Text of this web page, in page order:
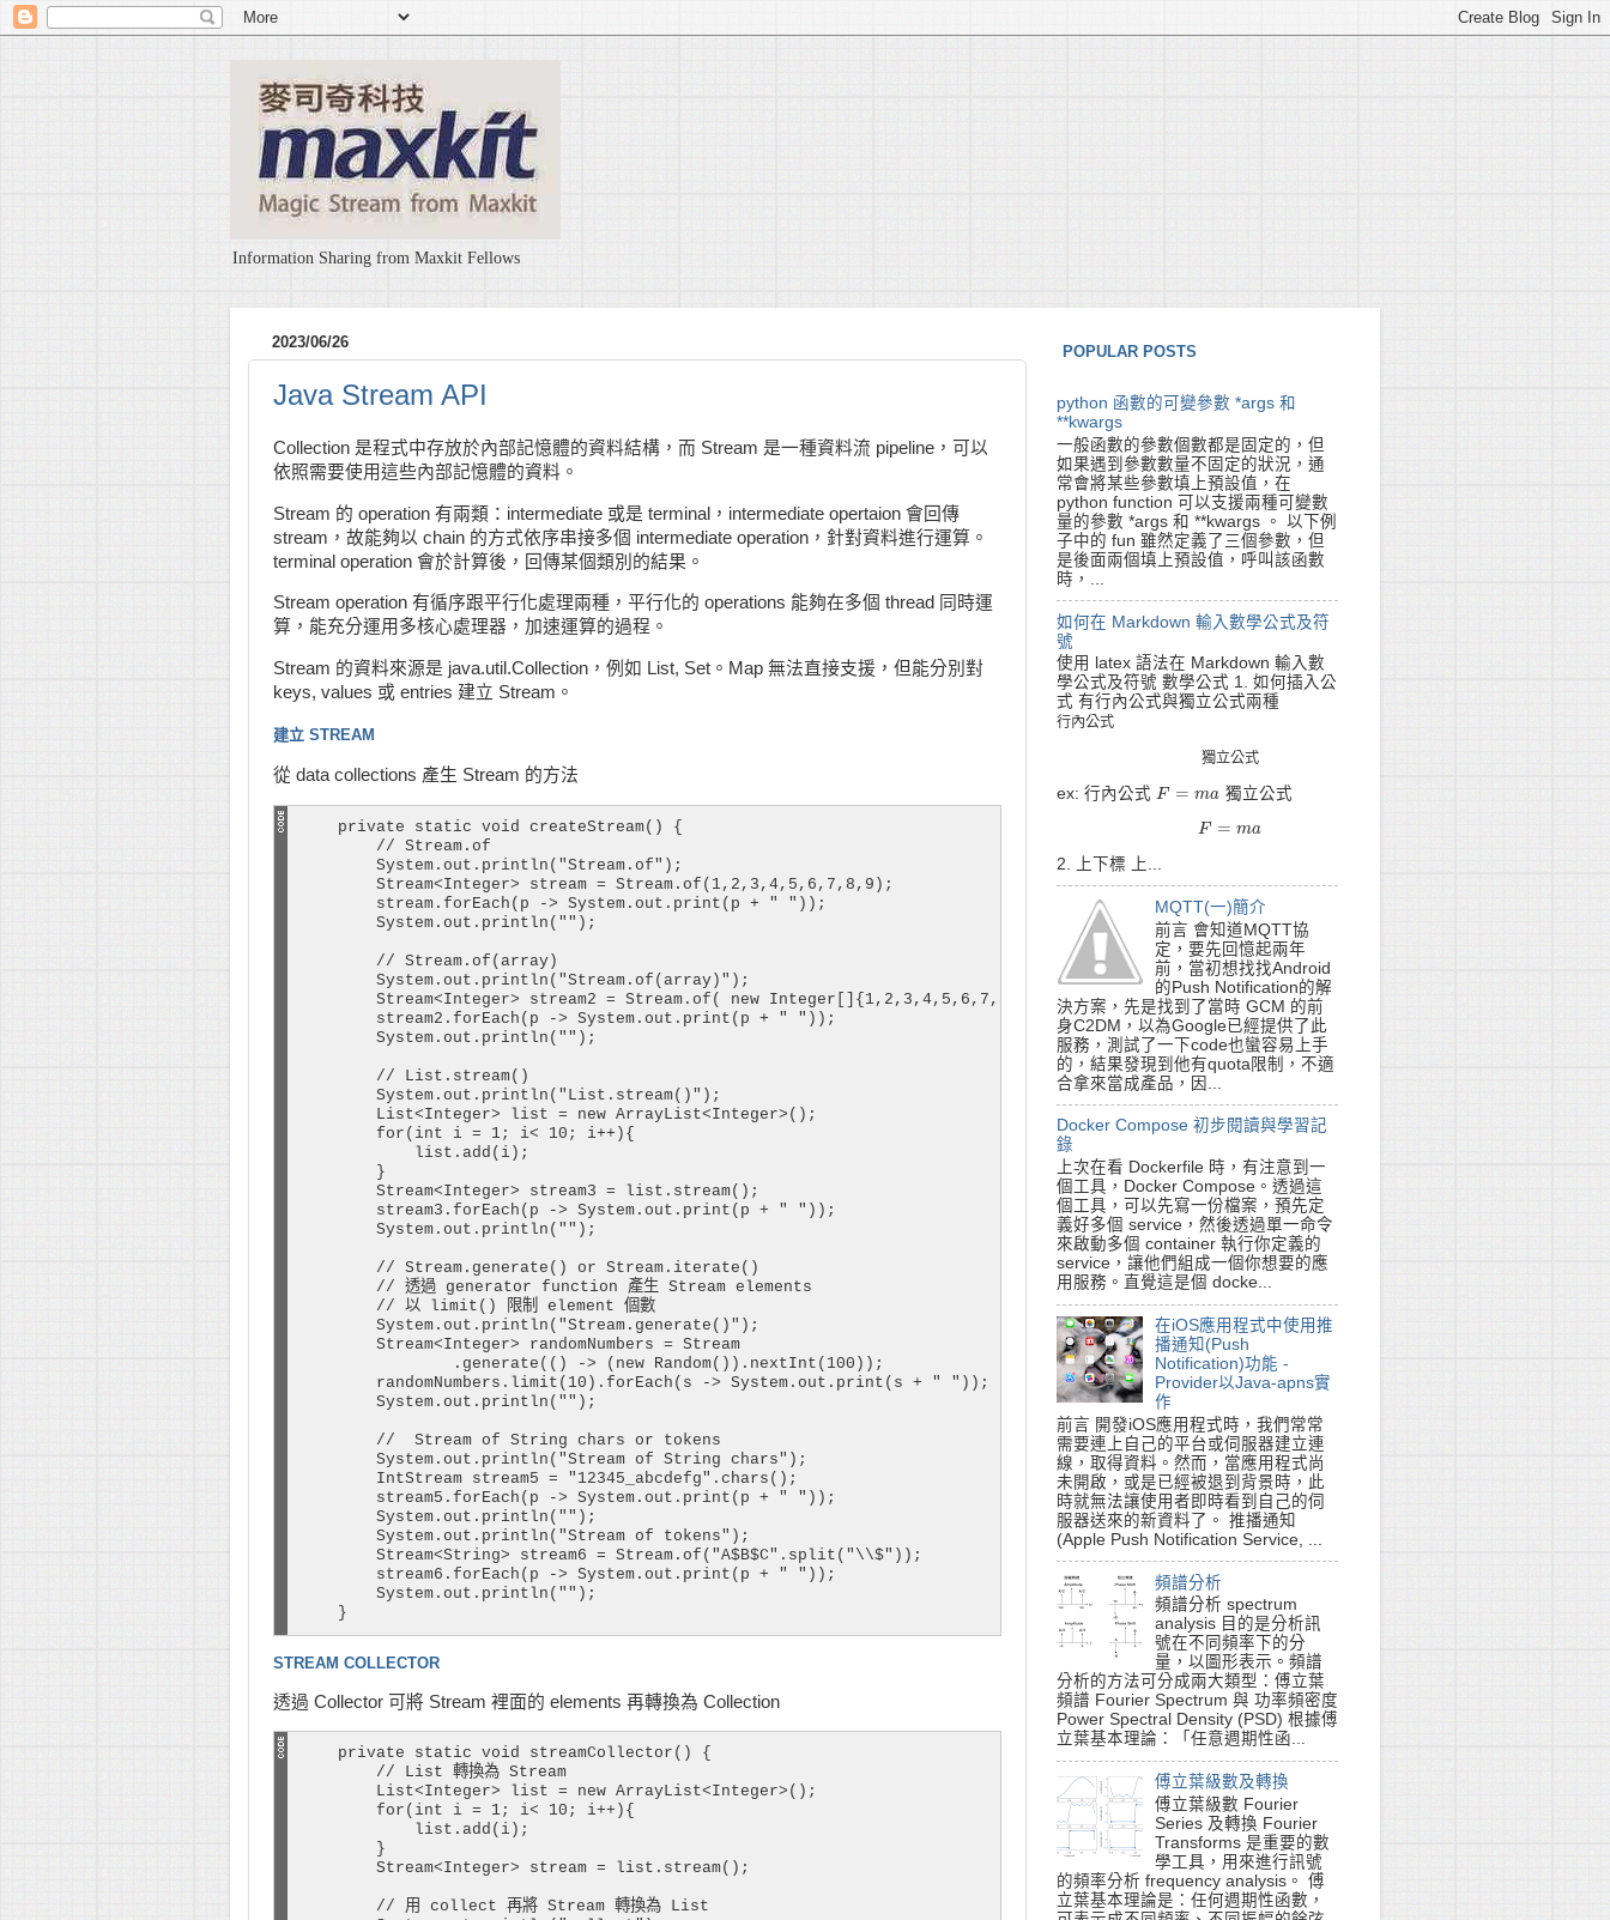
Information Sharing from Maxkit Fellows
2023/06/26
Java Stream API
Collection 是程式中存放於內部記憶體的資料結構，而 Stream 是一種資料流 pipeline，可以
依照需要使用這些內部記憶體的資料。
Stream 的 operation 有兩類：intermediate 或是 terminal，intermediate opertaion 會回傳
stream，故能夠以 chain 的方式依序串接多個 intermediate operation，針對資料進行運算。
terminal operation 會於計算後，回傳某個類別的結果。
Stream operation 有循序跟平行化處理兩種，平行化的 operations 能夠在多個 thread 同時運
算，能充分運用多核心處理器，加速運算的過程。
Stream 的資料來源是 java.util.Collection，例如 List, Set。Map 無法直接支援，但能分別對
keys, values 或 entries 建立 Stream。
建立 STREAM
從 data collections 產生 Stream 的方法
    private static void createStream() {
        // Stream.of
        System.out.println("Stream.of");
        Stream<Integer> stream = Stream.of(1,2,3,4,5,6,7,8,9);
        stream.forEach(p -> System.out.print(p + " "));
        System.out.println("");
        // Stream.of(array)
        System.out.println("Stream.of(array)");
        Stream<Integer> stream2 = Stream.of( new Integer[]{1,2,3,4,5,6,7,8,9} );
        stream2.forEach(p -> System.out.print(p + " "));
        System.out.println("");
        // List.stream()
        System.out.println("List.stream()");
        List<Integer> list = new ArrayList<Integer>();
        for(int i = 1; i< 10; i++){
            list.add(i);
        }
        Stream<Integer> stream3 = list.stream();
        stream3.forEach(p -> System.out.print(p + " "));
        System.out.println("");
        // Stream.generate() or Stream.iterate()
        // 透過 generator function 產生 Stream elements
        // 以 limit() 限制 element 個數
        System.out.println("Stream.generate()");
        Stream<Integer> randomNumbers = Stream
                .generate(() -> (new Random()).nextInt(100));
        randomNumbers.limit(10).forEach(s -> System.out.print(s + " "));
        System.out.println("");
        //  Stream of String chars or tokens
        System.out.println("Stream of String chars");
        IntStream stream5 = "12345_abcdefg".chars();
        stream5.forEach(p -> System.out.print(p + " "));
        System.out.println("");
        System.out.println("Stream of tokens");
        Stream<String> stream6 = Stream.of("A$B$C".split("\\$"));
        stream6.forEach(p -> System.out.print(p + " "));
        System.out.println("");
    }
STREAM COLLECTOR
透過 Collector 可將 Stream 裡面的 elements 再轉換為 Collection
    private static void streamCollector() {
        // List 轉換為 Stream
        List<Integer> list = new ArrayList<Integer>();
        for(int i = 1; i< 10; i++){
            list.add(i);
        }
        Stream<Integer> stream = list.stream();
        // 用 collect 再將 Stream 轉換為 List
POPULAR POSTS
python 函數的可變參數 *args 和
**kwargs
一般函數的參數個數都是固定的，但
如果遇到參數數量不固定的狀況，通
常會將某些參數填上預設值，在
python function 可以支援兩種可變數
量的參數 *args 和 **kwargs 。 以下例
子中的 fun 雖然定義了三個參數，但
是後面兩個填上預設值，呼叫該函數
時，...
如何在 Markdown 輸入數學公式及符
號
使用 latex 語法在 Markdown 輸入數
學公式及符號 數學公式 1. 如何插入公
式 有行內公式與獨立公式兩種
行內公式
行內公式
獨立公式
立公式
ex: 行內公式 F = ma
F= m a 獨立公式
F = ma
ma
2. 上下標 上...
MQTT(一)簡介
前言 會知道MQTT協
定，要先回憶起兩年
前，當初想找找Android
的Push Notification的解
決方案，先是找到了當時 GCM 的前
身C2DM，以為Google已經提供了此
服務，測試了一下code也蠻容易上手
的，結果發現到他有quota限制，不適
合拿來當成產品，因...
Docker Compose 初步閱讀與學習記
錄
上次在看 Dockerfile 時，有注意到一
個工具，Docker Compose。透過這
個工具，可以先寫一份檔案，預先定
義好多個 service，然後透過單一命令
來啟動多個 container 執行你定義的
service，讓他們組成一個你想要的應
用服務。直覺這是個 docke...
在iOS應用程式中使用推
播通知(Push
Notification)功能 -
Provider以Java-apns實
作
前言 開發iOS應用程式時，我們常常
需要連上自己的平台或伺服器建立連
線，取得資料。然而，當應用程式尚
未開啟，或是已經被退到背景時，此
時就無法讓使用者即時看到自己的伺
服器送來的新資料了。 推播通知
(Apple Push Notification Service, ...
頻譜分析
頻譜分析 spectrum
analysis 目的是分析訊
號在不同頻率下的分
量，以圖形表示。頻譜
分析的方法可分成兩大類型：傅立葉
頻譜 Fourier Spectrum 與 功率頻密度
Power Spectral Density (PSD) 根據傅
立葉基本理論：「任意週期性函...
傅立葉級數及轉換
傅立葉級數 Fourier
Series 及轉換 Fourier
Transforms 是重要的數
學工具，用來進行訊號
的頻率分析 frequency analysis。 傅
立葉基本理論是：任何週期性函數，